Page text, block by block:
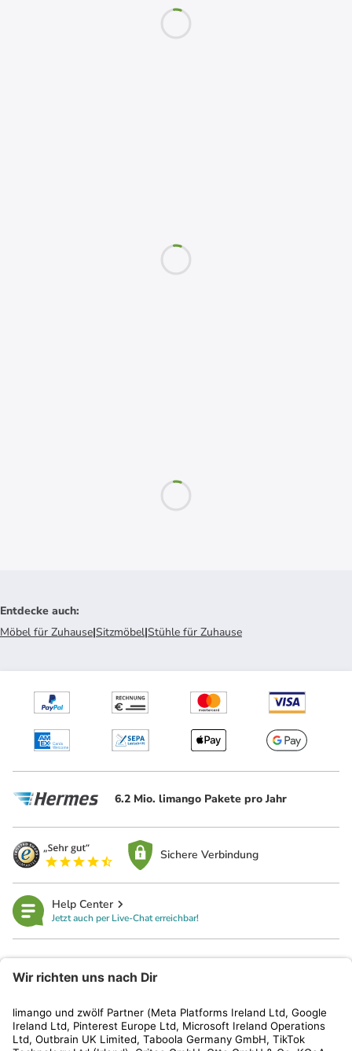
Entdecke auch:
Möbel für Zuhause|Sitzmöbel|Stühle für Zuhause
6.2 Mio. limango Pakete pro Jahr
Sichere Verbindung
Help Center
Jetzt auch per Live-Chat erreichbar!
Kundenservice